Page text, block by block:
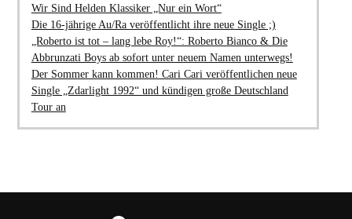
Wir Sind Helden Klassiker „Nur ein Wort“
Die 16-jährige Au/Ra veröffentlicht ihre neue Single ;)
„Roberto ist tot – lang lebe Roy!“: Roberto Bianco & Die
Abbrunzati Boys ab sofort unter neuem Namen unterwegs!
Der Sommer kann kommen! Cari Cari veröffentlichen neue
Single „Zdarlight 1992“ und kündigen große Deutschland
Tour an